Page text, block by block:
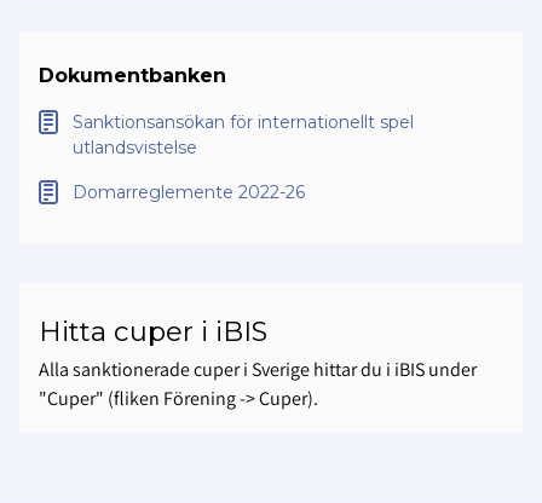
Dokumentbanken
Sanktionsansökan för internationellt spel
utlandsvistelse
Domarreglemente 2022-26
Hitta cuper i iBIS
Alla sanktionerade cuper i Sverige hittar du i iBIS under
"Cuper" (fliken Förening -> Cuper).